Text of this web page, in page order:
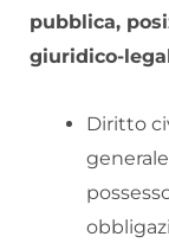
pubblica,
giuridico-
Diritto